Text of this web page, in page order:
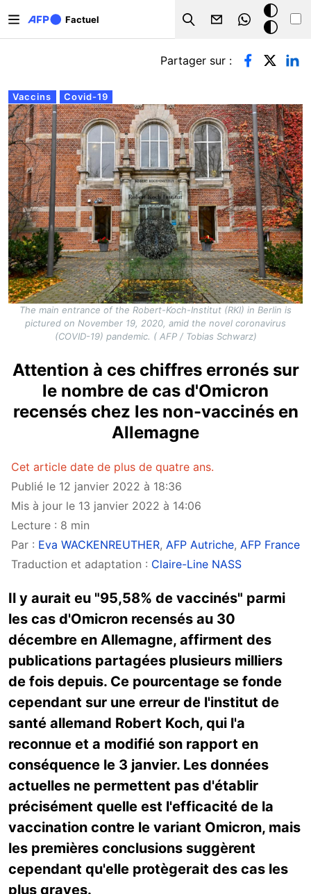
Factuel
Search
Mode
sombre
Onglets principaux
Vaccins Covid-19
Partager sur :
The main entrance of the Robert-Koch-Institut (RKI) in Berlin is
pictured on November 19, 2020, amid the novel coronavirus
(COVID-19) pandemic. ( AFP / Tobias Schwarz)
Attention à ces chiffres erronés sur
le nombre de cas d'Omicron
recensés chez les non-vaccinés en
Allemagne
Cet article date de plus de quatre ans.
Publié le 12 janvier 2022 à 18:36
Mis à jour le 13 janvier 2022 à 14:06
Lecture : 8 min
Par : Eva WACKENREUTHER, AFP Autriche, AFP France
Traduction et adaptation : Claire-Line NASS
Il y aurait eu "95,58% de vaccinés" parmi
les cas d'Omicron recensés au 30
décembre en Allemagne, affirment des
publications partagées plusieurs milliers
de fois depuis. Ce pourcentage se fonde
cependant sur une erreur de l'institut de
santé allemand Robert Koch, qui l'a
reconnue et a modifié son rapport en
conséquence le 3 janvier. Les données
actuelles ne permettent pas d'établir
précisément quelle est l'efficacité de la
vaccination contre le variant Omicron, mais
les premières conclusions suggèrent
cependant qu'elle protègerait des cas les
plus graves.